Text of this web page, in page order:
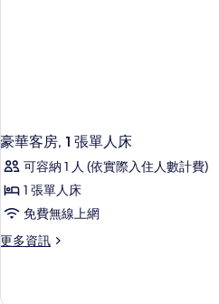
所
有
相
片
詳
豪華客房, 1 張單人床
可容納 1 人 (依實際入住人數計費)
1 張單人床
免費無線上網
更多資訊
更